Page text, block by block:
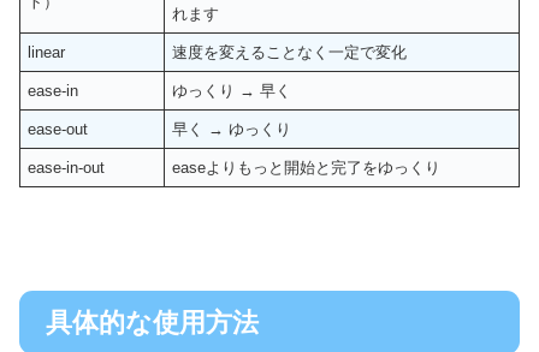
れます
linear 速度を変えることなく一定で変化
ease-in ゆっくり → 早く
ease-out 早く → ゆっくり
ease-in-out easeよりもっと開始と完了をゆっくり
具体的な使用方法